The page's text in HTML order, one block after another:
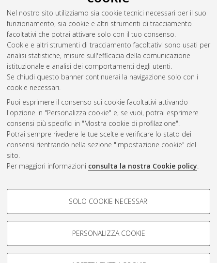
Nel nostro sito utilizziamo sia cookie tecnici necessari per il suo
funzionamento, sia cookie e altri strumenti di tracciamento
facoltativi che potrai attivare solo con il tuo consenso.
Cookie e altri strumenti di tracciamento facoltativi sono usati per
analisi statistiche, misure sull'efficacia della comunicazione
istituzionale e analisi dei comportamenti degli utenti.
Se chiudi questo banner continuerai la navigazione solo con i
cookie necessari.
Puoi esprimere il consenso sui cookie facoltativi attivando
l'opzione in "Personalizza cookie" e, se vuoi, potrai esprimere
consensi più specifici in "Mostra cookie di profilazione".
Potrai sempre rivedere le tue scelte e verificare lo stato dei
consensi rientrando nella sezione "Impostazione cookie" del
sito.
Per maggiori informazioni consulta la nostra Cookie policy.
COOKIE DI PROFILAZIONE -
Si tratta di cookie utilizzati per analizzare le caratteristiche della
navigazione degli utenti, creare profili in base al loro comportamento
Mostra cookie di profilazione
SOLO COOKIE NECESSARI
PERSONALIZZA COOKIE
Gestione del documento:
Atom
Rss 1.0
Rss 2.0
AMS Laurea
Impostazioni Cookie
Informativa sulla privacy
Condizioni d’uso del sito